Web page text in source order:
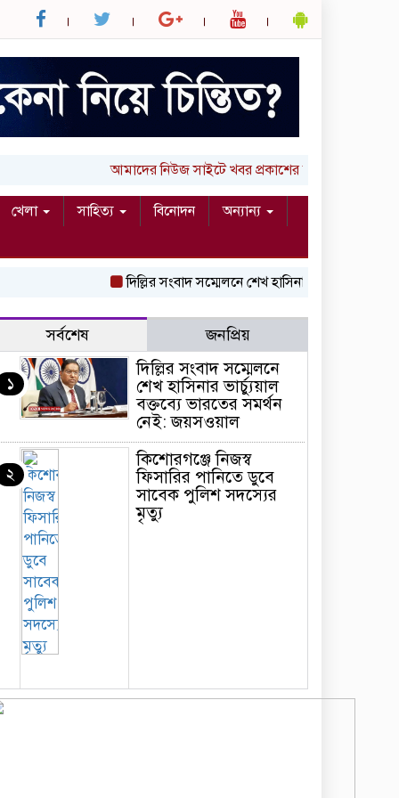
আমাদের নিউজ সাইটে খবর প্রকাশের জন্য আপনার
খেলা সাহিত্য বিনোদন
অন্যান্য
দিল্লির সংবাদ সম্মেলনে শেখ হাসিনার ভার্চ্যুয়াল
সর্বশেষ জনপ্রিয়
১
দিল্লির সংবাদ সম্মেলনে
শেখ হাসিনার ভার্চ্যুয়াল
বক্তব্যে ভারতের সমর্থন
নেই: জয়সওয়াল
২
কিশোরগঞ্জে নিজস্ব
ফিসারির পানিতে ডুবে
সাবেক পুলিশ সদস্যের
মৃত্যু